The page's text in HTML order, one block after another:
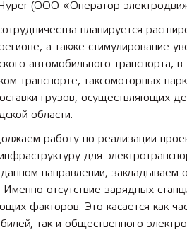
(ООО «Оператор
планируется
а также стимулирование
автомобильного транспорта,
транспорте, таксомоторных
грузов, осуществляющих
области.
работу по реализации
для
направлении, закладываем
Именно отсутствие зарядных
факторов. Это касается как
так и общественного